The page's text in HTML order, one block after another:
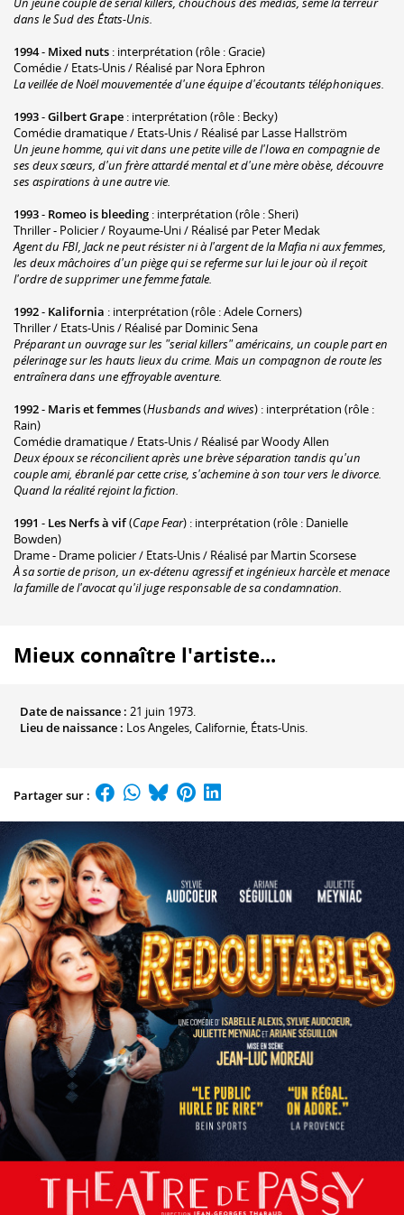
dans le Sud des États-Unis.
1994- Mixed nuts : interprétation (rôle : Gracie)
Comédie / Etats-Unis / Réalisé par Nora Ephron
La veillée de Noël mouvementée d'une équipe d'écoutants téléphoniques.
1993-Gilbert Grape : interprétation (rôle : Becky)
Comédie dramatique / Etats-Unis / Réalisé par Lasse Hallström
Un jeune homme, qui vit dans une petite ville de l'Iowa en compagnie de
ses deux sœurs, d'un frère attardé mental et d'une mère obèse, découvre
ses aspirations à une autre vie.
1993- Romeo is bleeding : interprétation (rôle : Sheri)
Thriller - Policier / Royaume-Uni / Réalisé par Peter Medak
Agent du FBI, Jack ne peut résister ni à l'argent de la Mafia ni aux femmes,
les deux mâchoires d'un piège qui se referme sur lui le jour où il reçoit
l'ordre de supprimer une femme fatale.
1992- Kalifornia : interprétation (rôle : Adele Corners)
Thriller / Etats-Unis / Réalisé par Dominic Sena
Préparant un ouvrage sur les "serial killers" américains, un couple part en
pélerinage sur les hauts lieux du crime. Mais un compagnon de route les
entraînera dans une effroyable aventure.
1992- Maris et femmes(Husbands and wives) : interprétation (rôle :
Rain)
Comédie dramatique / Etats-Unis / Réalisé par Woody Allen
Deux époux se réconcilient après une brève séparation tandis qu'un
couple ami, ébranlé par cette crise, s'achemine à son tour vers le divorce.
Quand la réalité rejoint la fiction.
1991 - Les Nerfs à vif(Cape Fear) : interprétation (rôle : Danielle
Bowden)
Drame - Drame policier / Etats-Unis / Réalisé par Martin Scorsese
À sa sortie de prison, un ex-détenu agressif et ingénieux harcèle et menace
la famille de l'avocat qu'il juge responsable de sa condamnation.
Mieux connaître l'artiste...
Date de naissance : 21 juin 1973.
Lieu de naissance : Los Angeles, Californie, États-Unis.
Partager sur :